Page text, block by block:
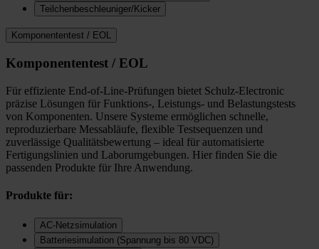
Teilchenbeschleuniger/Kicker
Komponententest / EOL
Komponententest / EOL
Für effiziente End-of-Line-Prüfungen bietet Schulz-Electronic
präzise Lösungen für Funktions-, Leistungs- und Belastungstests
von Komponenten. Unsere Systeme ermöglichen schnelle,
reproduzierbare Messabläufe, flexible Testsequenzen und
zuverlässige Qualitätsbewertung – ideal für automatisierte
Fertigungslinien und Laborumgebungen. Hier finden Sie die
passenden Produkte für Ihre Anwendung.
Produkte für:
AC-Netzsimulation
Batteriesimulation (Spannung bis 80 VDC)